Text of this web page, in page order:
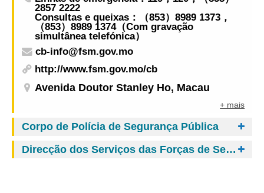
2857 2222
Consultas e queixas：（853）8989 1373，
（853）8989 1374（Com gravação
simultânea telefónica）
cb-info@fsm.gov.mo
http://www.fsm.gov.mo/cb
Avenida Doutor Stanley Ho, Macau
+ mais
Corpo de Polícia de Segurança Pública
Direcção dos Serviços das Forças de Segurança de Macau